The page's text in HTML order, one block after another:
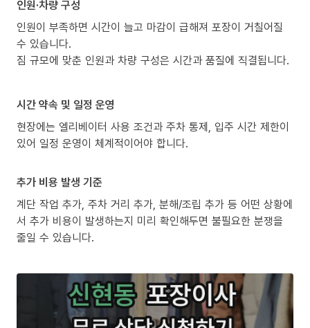
인원·차량 구성
인원이 부족하면 시간이 늘고 마감이 급해져 포장이 거칠어질
수 있습니다.
짐 규모에 맞춘 인원과 차량 구성은 시간과 품질에 직결됩니다.
시간 약속 및 일정 운영
현장에는 엘리베이터 사용 조건과 주차 통제, 입주 시간 제한이
있어 일정 운영이 체계적이어야 합니다.
추가 비용 발생 기준
계단 작업 추가, 주차 거리 추가, 분해/조립 추가 등 어떤 상황에
서 추가 비용이 발생하는지 미리 확인해두면 불필요한 분쟁을
줄일 수 있습니다.